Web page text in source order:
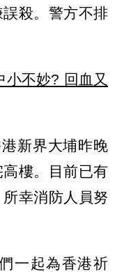
殺。警方不排
不妙? 回血又
新界大埔昨晚
樓。目前已有
幸消防人員努
一起為香港祈